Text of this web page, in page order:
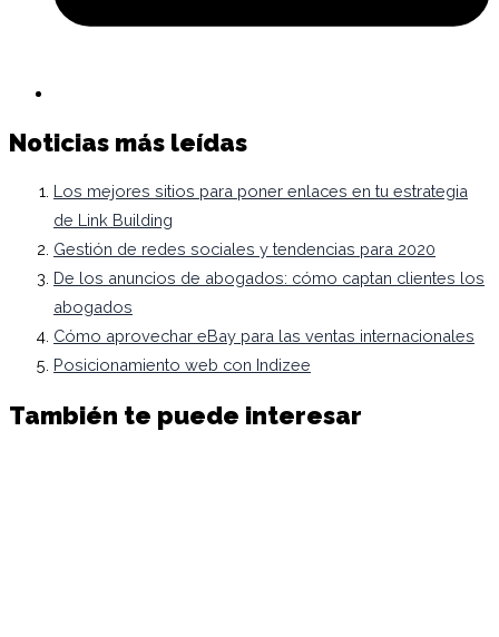
Noticias más leídas
Los mejores sitios para poner enlaces en tu estrategia
de Link Building
Gestión de redes sociales y tendencias para 2020
De los anuncios de abogados: cómo captan clientes los
abogados
Cómo aprovechar eBay para las ventas internacionales
Posicionamiento web con Indizee
También te puede interesar